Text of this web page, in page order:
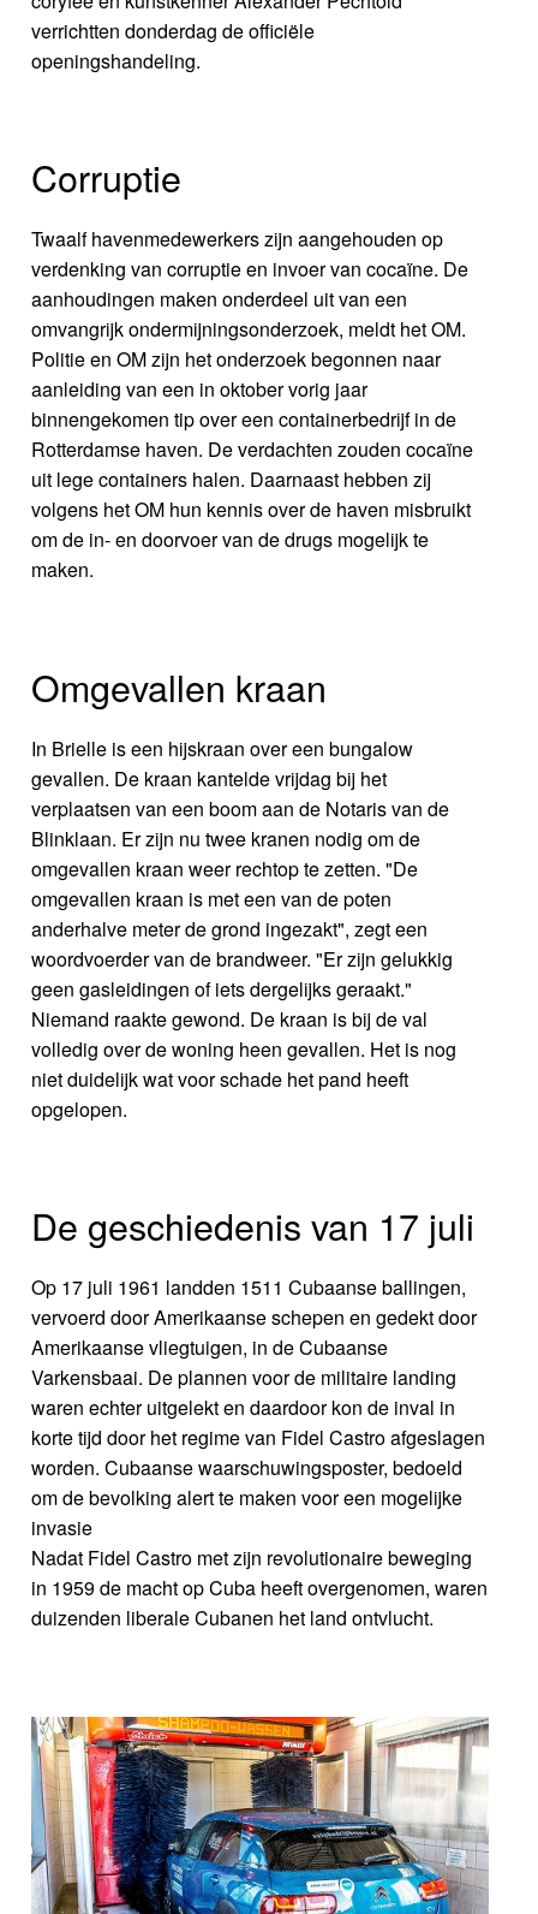
verrichtten donderdag de officiële
openingshandeling.
Corruptie
Twaalf havenmedewerkers zijn aangehouden op
verdenking van corruptie en invoer van cocaïne. De
aanhoudingen maken onderdeel uit van een
omvangrijk ondermijningsonderzoek, meldt het OM.
Politie en OM zijn het onderzoek begonnen naar
aanleiding van een in oktober vorig jaar
binnengekomen tip over een containerbedrijf in de
Rotterdamse haven. De verdachten zouden cocaïne
uit lege containers halen. Daarnaast hebben zij
volgens het OM hun kennis over de haven misbruikt
om de in- en doorvoer van de drugs mogelijk te
maken.
Omgevallen kraan
In Brielle is een hijskraan over een bungalow
gevallen. De kraan kantelde vrijdag bij het
verplaatsen van een boom aan de Notaris van de
Blinklaan. Er zijn nu twee kranen nodig om de
omgevallen kraan weer rechtop te zetten. "De
omgevallen kraan is met een van de poten
anderhalve meter de grond ingezakt", zegt een
woordvoerder van de brandweer. "Er zijn gelukkig
geen gasleidingen of iets dergelijks geraakt."
Niemand raakte gewond. De kraan is bij de val
volledig over de woning heen gevallen. Het is nog
niet duidelijk wat voor schade het pand heeft
opgelopen.
De geschiedenis van 17 juli
Op 17 juli 1961 landden 1511 Cubaanse ballingen,
vervoerd door Amerikaanse schepen en gedekt door
Amerikaanse vliegtuigen, in de Cubaanse
Varkensbaai. De plannen voor de militaire landing
waren echter uitgelekt en daardoor kon de inval in
korte tijd door het regime van Fidel Castro afgeslagen
worden. Cubaanse waarschuwingsposter, bedoeld
om de bevolking alert te maken voor een mogelijke
invasie
Nadat Fidel Castro met zijn revolutionaire beweging
in 1959 de macht op Cuba heeft overgenomen, waren
duizenden liberale Cubanen het land ontvlucht.